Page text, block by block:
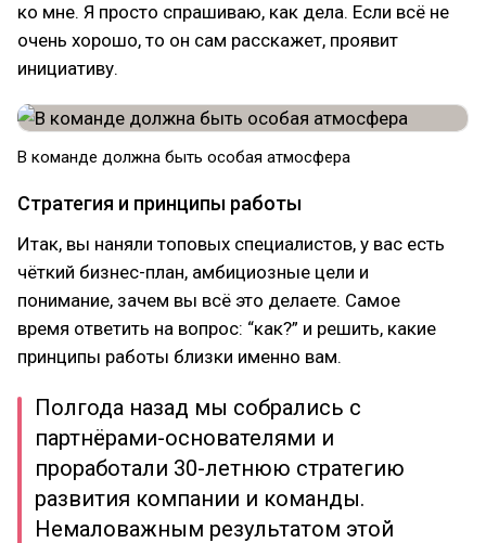
ко мне. Я просто спрашиваю, как дела. Если всё не
очень хорошо, то он сам расскажет, проявит
инициативу.
В команде должна быть особая атмосфера
Стратегия и принципы работы
Итак, вы наняли топовых специалистов, у вас есть
чёткий бизнес-план, амбициозные цели и
понимание, зачем вы всё это делаете. Самое
время ответить на вопрос: “как?” и решить, какие
принципы работы близки именно вам.
Полгода назад мы собрались с
партнёрами-основателями и
проработали 30-летнюю стратегию
развития компании и команды.
Немаловажным результатом этой